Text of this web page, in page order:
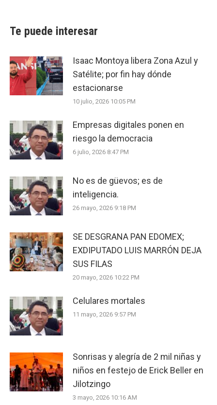
Te puede interesar
Isaac Montoya libera Zona Azul y
Satélite; por fin hay dónde
estacionarse
10 julio, 2026 10:05 PM
Empresas digitales ponen en
riesgo la democracia
6 julio, 2026 8:47 PM
No es de güevos; es de
inteligencia.
26 mayo, 2026 9:18 PM
SE DESGRANA PAN EDOMEX;
EXDIPUTADO LUIS MARRÓN DEJA
SUS FILAS
20 mayo, 2026 10:22 PM
Celulares mortales
11 mayo, 2026 9:57 PM
Sonrisas y alegría de 2 mil niñas y
niños en festejo de Erick Beller en
Jilotzingo
3 mayo, 2026 10:16 AM